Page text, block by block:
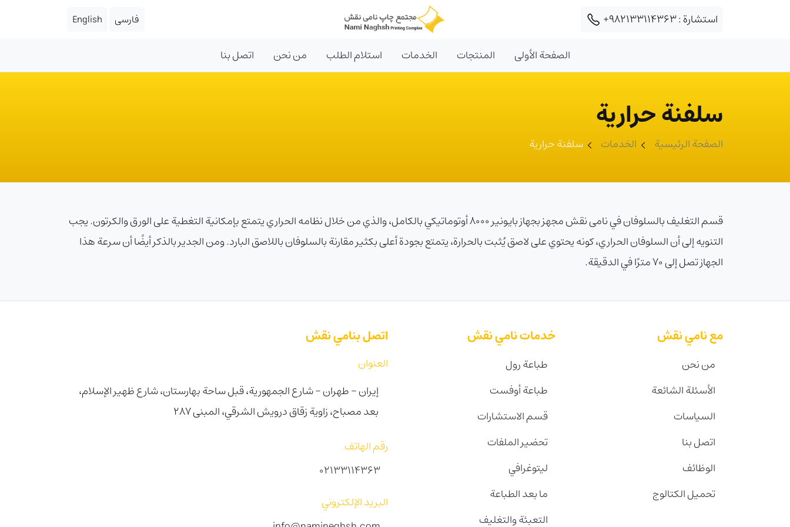
استشارة :+982133114363 فارسی English
الصفحة الأولى المنتجات الخدمات استلام الطلب من نحن اتصل بنا
سلفنة حرارية
الصفحة الرئيسية الخدمات سلفنة حرارية
قسم التغليف بالسلوفان في نامی نقش مجهز بجهاز بايونير 8000 أوتوماتيكي بالكامل، والذي من خلال نظامه الحراري يتمتع بإمكانية التغطية على الورق والكرتون. يجب
التنويه إلى أن السلوفان الحراري، كونه يحتوي على لاصق يُثبت بالحرارة، يتمتع بجودة أعلى بكثير مقارنة بالسلوفان باللاصق البارد. ومن الجدير بالذكر أيضًا أن سرعة هذا
الجهاز تصل إلى 70 مترًا في الدقيقة.
مع نامي نقش
من نحن
الأسئلة الشائعة
السياسات
اتصل بنا
الوظائف
تحميل الكتالوج
خدمات نامي نقش
طباعة رول
طباعة أوفست
قسم الاستشارات
تحضير الملفات
ليتوغرافي
ما بعد الطباعة
التعبئة والتغليف
اتصل بنامي نقش
العنوان
إيران - طهران - شارع الجمهورية، قبل ساحة بهارستان، شارع ظهیر الإسلام،
بعد مصباح، زاوية زقاق درويش الشرقي، المبنى 287
رقم الهاتف
02133114363
البريد الإلكتروني